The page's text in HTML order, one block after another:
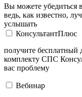
Вы можете убедиться
ведь, как известно,
услышать
КонсультантПлюс
получите бесплатный
комплекту СПС
вас проблему
Вебинар